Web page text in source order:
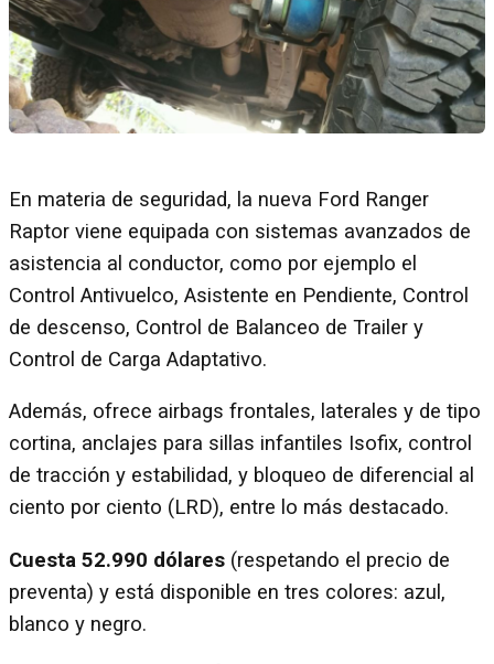
En materia de seguridad, la nueva Ford Ranger
Raptor viene equipada con sistemas avanzados de
asistencia al conductor, como por ejemplo el
Control Antivuelco, Asistente en Pendiente, Control
de descenso, Control de Balanceo de Trailer y
Control de Carga Adaptativo.
Además, ofrece airbags frontales, laterales y de tipo
cortina, anclajes para sillas infantiles Isofix, control
de tracción y estabilidad, y bloqueo de diferencial al
ciento por ciento (LRD), entre lo más destacado.
Cuesta 52.990 dólares (respetando el precio de
preventa) y está disponible en tres colores: azul,
blanco y negro.